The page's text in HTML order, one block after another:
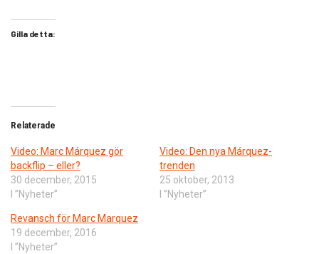
Gilla detta:
Relaterade
Video: Marc Márquez gör
backflip – eller?
30 december, 2015
I ”Nyheter”
Video: Den nya Márquez-
trenden
25 oktober, 2013
I ”Nyheter”
Revansch för Marc Marquez
19 december, 2016
I ”Nyheter”